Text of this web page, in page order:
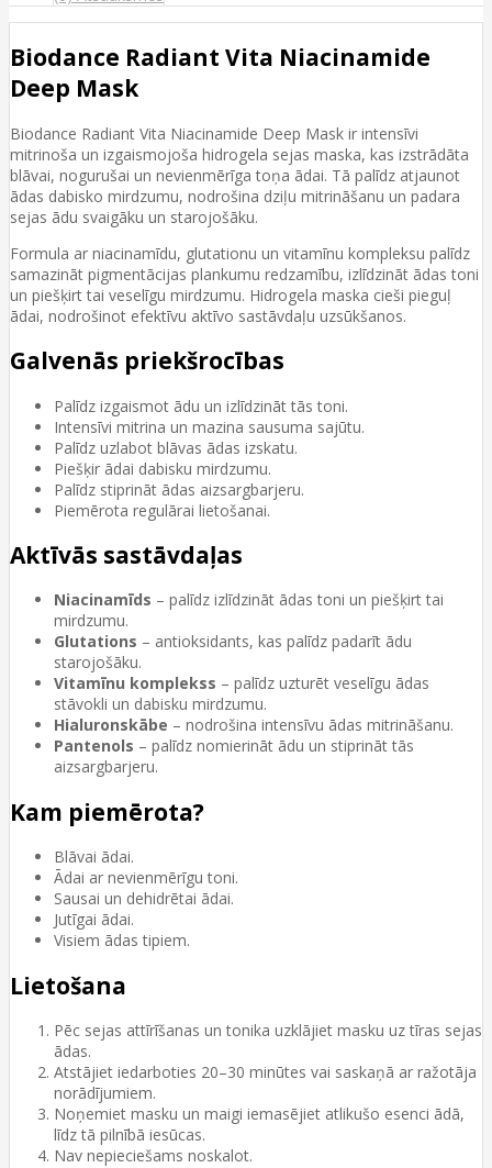
Biodance Radiant Vita Niacinamide
Deep Mask
Biodance Radiant Vita Niacinamide Deep Mask ir intensīvi
mitrinoša un izgaismojoša hidrogela sejas maska, kas izstrādāta
blāvai, nogurušai un nevienmērīga toņa ādai. Tā palīdz atjaunot
ādas dabisko mirdzumu, nodrošina dziļu mitrināšanu un padara
sejas ādu svaigāku un starojošāku.
Formula ar niacinamīdu, glutationu un vitamīnu kompleksu palīdz
samazināt pigmentācijas plankumu redzamību, izlīdzināt ādas toni
un piešķirt tai veselīgu mirdzumu. Hidrogela maska cieši pieguļ
ādai, nodrošinot efektīvu aktīvo sastāvdaļu uzsūkšanos.
Galvenās priekšrocības
Palīdz izgaismot ādu un izlīdzināt tās toni.
Intensīvi mitrina un mazina sausuma sajūtu.
Palīdz uzlabot blāvas ādas izskatu.
Piešķir ādai dabisku mirdzumu.
Palīdz stiprināt ādas aizsargbarjeru.
Piemērota regulārai lietošanai.
Aktīvās sastāvdaļas
Niacinamīds – palīdz izlīdzināt ādas toni un piešķirt tai
mirdzumu.
Glutations – antioksidants, kas palīdz padarīt ādu
starojošāku.
Vitamīnu komplekss – palīdz uzturēt veselīgu ādas
stāvokli un dabisku mirdzumu.
Hialuronskābe – nodrošina intensīvu ādas mitrināšanu.
Pantenols – palīdz nomierināt ādu un stiprināt tās
aizsargbarjeru.
Kam piemērota?
Blāvai ādai.
Ādai ar nevienmērīgu toni.
Sausai un dehidrētai ādai.
Jutīgai ādai.
Visiem ādas tipiem.
Lietošana
Pēc sejas attīrīšanas un tonika uzklājiet masku uz tīras sejas
ādas.
Atstājiet iedarboties 20–30 minūtes vai saskaņā ar ražotāja
norādījumiem.
Noņemiet masku un maigi iemasējiet atlikušo esenci ādā,
līdz tā pilnībā iesūcas.
Nav nepieciešams noskalot.